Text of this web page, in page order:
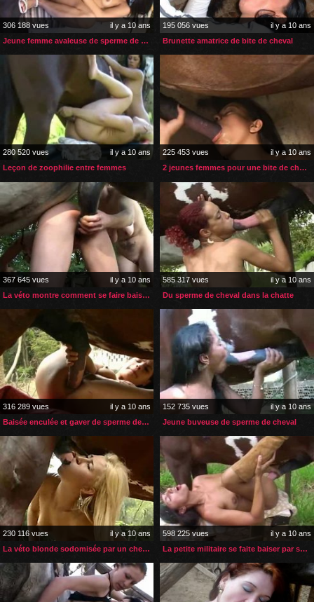
306 188 vues
il y a 10 ans
Jeune femme avaleuse de sperme de cheval
195 056 vues
il y a 10 ans
Brunette amatrice de bite de cheval
280 520 vues
il y a 10 ans
Leçon de zoophilie entre femmes
225 453 vues
il y a 10 ans
2 jeunes femmes pour une bite de cheval
367 645 vues
il y a 10 ans
La véto montre comment se faire baiser par un cheval
585 317 vues
il y a 10 ans
Du sperme de cheval dans la chatte
316 289 vues
il y a 10 ans
Baisée enculée et gaver de sperme de cheval
152 735 vues
il y a 10 ans
Jeune buveuse de sperme de cheval
230 116 vues
il y a 10 ans
La véto blonde sodomisée par un cheval
598 225 vues
il y a 10 ans
La petite militaire se faite baiser par son cheval